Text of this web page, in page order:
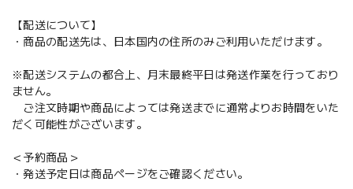
【配送について】
・商品の配送先は、日本国内の住所のみご利用いただけます。
※配送システムの都合上、月末最終平日は発送作業を行っており
ません。
ご注文時期や商品によっては発送までに通常よりお時間をいた
だく可能性がございます。
＜予約商品＞
・発送予定日は商品ページをご確認ください。